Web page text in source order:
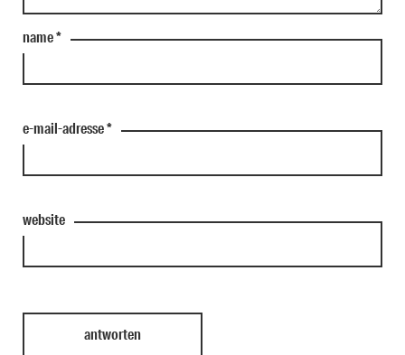
name*
e-mail-adresse*
website